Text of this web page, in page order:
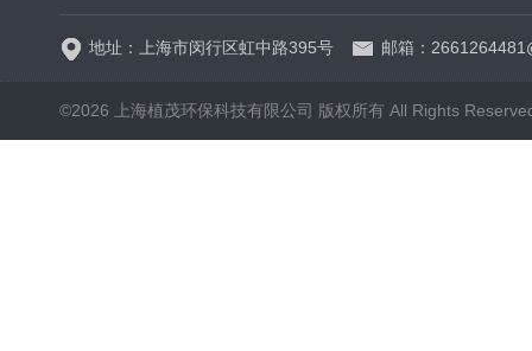
地址：上海市闵行区虹中路395号 邮箱：
©2026 上海植茂环保科技有限公司 版权所有 All Rights